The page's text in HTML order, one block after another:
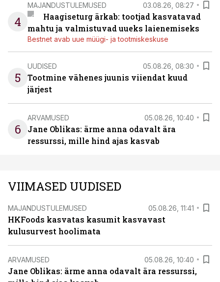
4
MAJANDUSTULEMUSED 03.08.26, 08:27
Haagiseturg ärkab: tootjad kasvatavad
mahtu ja valmistuvad uueks laienemiseks
Bestnet avab uue müügi- ja tootmiskeskuse
5
UUDISED 05.08.26, 08:30
Tootmine vähenes juunis viiendat kuud
järjest
6
ARVAMUSED 05.08.26, 10:40
Jane Oblikas: ärme anna odavalt ära
ressurssi, mille hind ajas kasvab
VIIMASED UUDISED
MAJANDUSTULEMUSED 05.08.26, 11:41
HKFoods kasvatas kasumit kasvavast
kulusurvest hoolimata
ARVAMUSED 05.08.26, 10:40
Jane Oblikas: ärme anna odavalt ära ressurssi,